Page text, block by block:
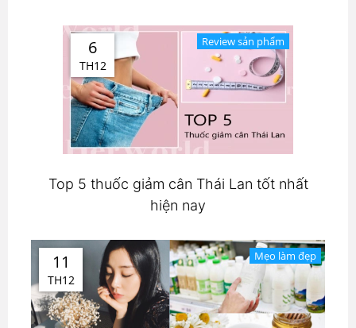
6
TH12
Review sản phẩm
Top 5 thuốc giảm cân Thái Lan tốt nhất
hiện nay
11
TH12
Mẹo làm đẹp